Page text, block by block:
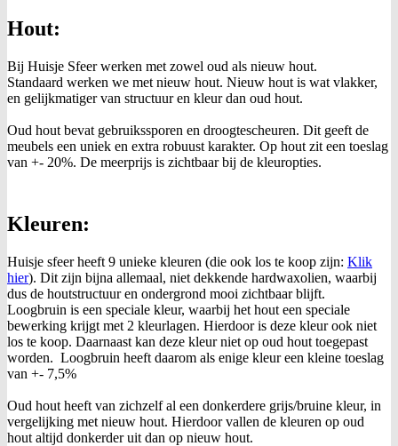
Hout:
Bij Huisje Sfeer werken met zowel oud als nieuw hout.
Standaard werken we met nieuw hout. Nieuw hout is wat vlakker,
en gelijkmatiger van structuur en kleur dan oud hout.
Oud hout bevat gebruikssporen en droogtescheuren. Dit geeft de
meubels een uniek en extra robuust karakter. Op hout zit een toeslag
van +- 20%. De meerprijs is zichtbaar bij de kleuropties.
Kleuren:
Huisje sfeer heeft 9 unieke kleuren (die ook los te koop zijn: Klik
hier). Dit zijn bijna allemaal, niet dekkende hardwaxolien, waarbij
dus de houtstructuur en ondergrond mooi zichtbaar blijft.
Loogbruin is een speciale kleur, waarbij het hout een speciale
bewerking krijgt met 2 kleurlagen. Hierdoor is deze kleur ook niet
los te koop. Daarnaast kan deze kleur niet op oud hout toegepast
worden. Loogbruin heeft daarom als enige kleur een kleine toeslag
van +- 7,5%
Oud hout heeft van zichzelf al een donkerdere grijs/bruine kleur, in
vergelijking met nieuw hout. Hierdoor vallen de kleuren op oud
hout altijd donkerder uit dan op nieuw hout.